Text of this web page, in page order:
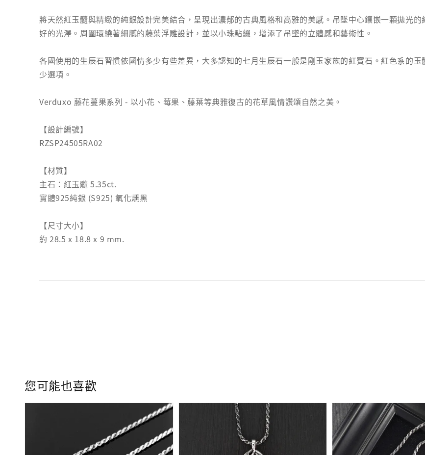
將天然紅玉髓與精緻的純銀設計完美結合，呈現出濃郁的古典風格和高雅的美感。吊墜中心鑲嵌一顆拋光
好的光澤。周圍環繞著細膩的藤葉浮雕設計，並以小珠點綴，增添了吊墜的立體感和藝術性。
各國使用的生辰石習慣依國情多少有些差異，大多認知的七月生辰石一般是剛玉家族的紅寶石。紅色系的
少選項。
Verduxo 藤花蔓果系列 - 以小花、莓果、藤葉等典雅復古的花草風情讚頌自然之美。
【設計編號】
RZSP24505RA02
【材質】
主石：紅玉髓 5.35ct.
實體925純銀 (S925) 氧化燻黑
【尺寸大小】
約 28.5 x 18.8 x 9 mm.
您可能也喜歡